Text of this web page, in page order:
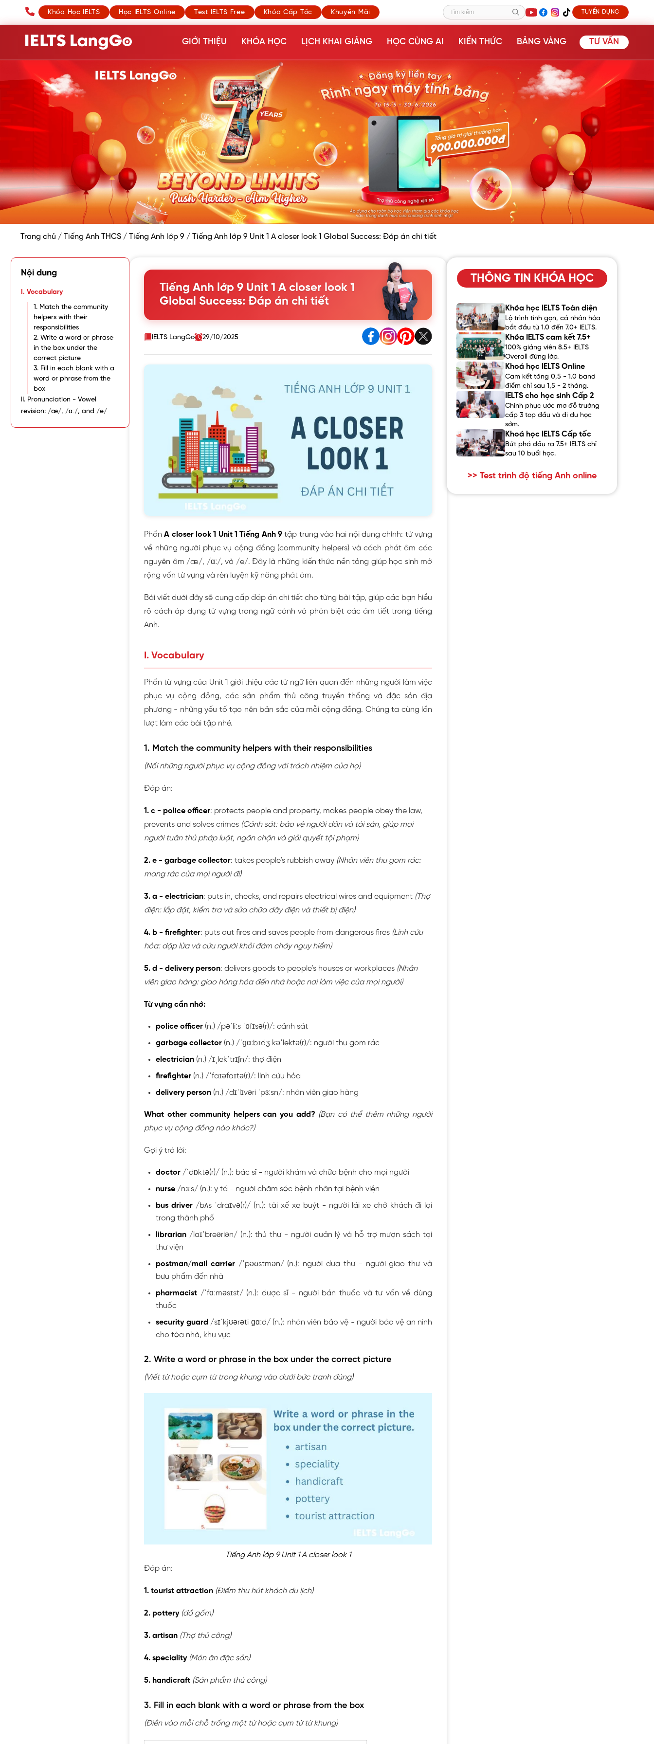
Khóa Học IELTS Học IELTS Online Test IELTS Free Khóa Cấp Tốc Khuyến Mãi Tìm kiếm TUYỂN DỤNG
GIỚI THIỆU KHÓA HỌC LỊCH KHAI GIẢNG HỌC CÙNG AI KIẾN THỨC BẢNG VÀNG TƯ VẤN
Trang chủ / Tiếng Anh THCS / Tiếng Anh lớp 9 / Tiếng Anh lớp 9 Unit 1 A closer look 1 Global Success: Đáp án chi tiết
Nội dung
I. Vocabulary
1. Match the community
helpers with their
responsibilities
2. Write a word or phrase
in the box under the
correct picture
3. Fill in each blank with a
word or phrase from the
box
II. Pronunciation - Vowel
revision: /æ/, /ɑː/, and /e/
Tiếng Anh lớp 9 Unit 1 A closer look 1
Global Success: Đáp án chi tiết
IELTS LangGo 29/10/2025
PhầnA closer look 1 Unit 1 Tiếng Anh 9 tập trung vào hai nội dung chính: từ vựng
về những người phục vụ cộng đồng (community helpers) và cách phát âm các
nguyên âm /æ/, /ɑː/, và /e/. Đây là những kiến thức nền tảng giúp học sinh mở
rộng vốn từ vựng và rèn luyện kỹ năng phát âm.
Bài viết dưới đây sẽ cung cấp đáp án chi tiết cho từng bài tập, giúp các bạn hiểu
rõ cách áp dụng từ vựng trong ngữ cảnh và phân biệt các âm tiết trong tiếng
Anh.
I. Vocabulary
Phần từ vựng của Unit 1 giới thiệu các từ ngữ liên quan đến những người làm việc
phục vụ cộng đồng, các sản phẩm thủ công truyền thống và đặc sản địa
phương - những yếu tố tạo nên bản sắc của mỗi cộng đồng. Chúng ta cùng lần
lượt làm các bài tập nhé.
1. Match the community helpers with their responsibilities
(Nối những người phục vụ cộng đồng với trách nhiệm của họ)
Đáp án:
1. c - police officer: protects people and property, makes people obey the law,
prevents and solves crimes (Cảnh sát: bảo vệ người dân và tài sản, giúp mọi
người tuân thủ pháp luật, ngăn chặn và giải quyết tội phạm)
2. e - garbage collector: takes people's rubbish away (Nhân viên thu gom rác:
mang rác của mọi người đi)
3. a - electrician: puts in, checks, and repairs electrical wires and equipment (Thợ
điện: lắp đặt, kiểm tra và sửa chữa dây điện và thiết bị điện)
4. b - firefighter: puts out fires and saves people from dangerous fires (Lính cứu
hỏa: dập lửa và cứu người khỏi đám cháy nguy hiểm)
5. d - delivery person: delivers goods to people's houses or workplaces (Nhân
viên giao hàng: giao hàng hóa đến nhà hoặc nơi làm việc của mọi người)
Từ vựng cần nhớ:
police officer (n.) /pəˈliːs ˈɒfɪsə(r)/: cảnh sát
garbage collector (n.) /ˈɡɑːbɪdʒ kəˈlektə(r)/: người thu gom rác
electrician (n.) /ɪˌlekˈtrɪʃn/: thợ điện
firefighter (n.) /ˈfaɪəfaɪtə(r)/: lính cứu hỏa
delivery person (n.) /dɪˈlɪvəri ˈpɜːsn/: nhân viên giao hàng
What other community helpers can you add? (Bạn có thể thêm những người
phục vụ cộng đồng nào khác?)
Gợi ý trả lời:
doctor /ˈdɒktə(r)/ (n.): bác sĩ - người khám và chữa bệnh cho mọi người
nurse /nɜːs/ (n.): y tá - người chăm sóc bệnh nhân tại bệnh viện
bus driver /bʌs ˈdraɪvə(r)/ (n.): tài xế xe buýt - người lái xe chở khách đi lại
trong thành phố
librarian /laɪˈbreəriən/ (n.): thủ thư - người quản lý và hỗ trợ mượn sách tại
thư viện
postman/mail carrier/ˈpəʊstmən/ (n.): người đưa thư - người giao thư và
bưu phẩm đến nhà
pharmacist /ˈfɑːməsɪst/ (n.): dược sĩ - người bán thuốc và tư vấn về dùng
thuốc
security guard /sɪˈkjʊərəti ɡɑːd/ (n.): nhân viên bảo vệ - người bảo vệ an ninh
cho tòa nhà, khu vực
2. Write a word or phrase in the box under the correct picture
(Viết từ hoặc cụm từ trong khung vào dưới bức tranh đúng)
Tiếng Anh lớp 9 Unit 1 A closer look 1
Đáp án:
1. tourist attraction (Điểm thu hút khách du lịch)
2. pottery (đồ gốm)
3. artisan (Thợ thủ công)
4. speciality (Món ăn đặc sản)
5. handicraft (Sản phẩm thủ công)
3. Fill in each blank with a word or phrase from the box
(Điền vào mỗi chỗ trống một từ hoặc cụm từ từ khung)
THÔNG TIN KHÓA HỌC
Khóa học IELTS Toàn diện
Lộ trình tinh gọn, cá nhân hóa
bắt đầu từ 1.0 đến 7.0+ IELTS.
Khóa IELTS cam kết 7.5+
100% giảng viên 8.5+ IELTS
Overall đứng lớp.
Khoá học IELTS Online
Cam kết tăng 0,5 - 1.0 band
điểm chỉ sau 1,5 - 2 tháng.
IELTS cho học sinh Cấp 2
Chinh phục ước mơ đỗ trường
cấp 3 top đầu và đi du học
sớm.
Khoá học IELTS Cấp tốc
Bứt phá đầu ra 7.5+ IELTS chỉ
sau 10 buổi học.
>> Test trình độ tiếng Anh online